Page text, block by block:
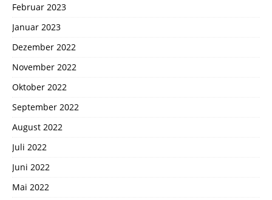
Februar 2023
Januar 2023
Dezember 2022
November 2022
Oktober 2022
September 2022
August 2022
Juli 2022
Juni 2022
Mai 2022